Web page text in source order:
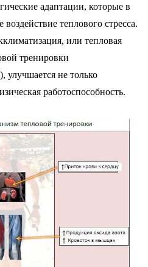
адаптации, которые в
теплового стресса.
или тепловая
тренировки
улучшается не только
работоспособность.